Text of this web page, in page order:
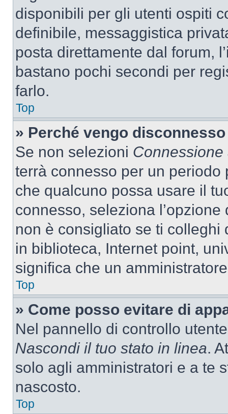
disponibili per gli utenti ospiti
definibile, messaggistica
posta direttamente dal forum,
bastano pochi secondi per
farlo.
Top
» Perché vengo
Se non selezioni
terrà connesso per un
che qualcuno possa usare il
connesso, seleziona
non è consigliato se ti
in biblioteca, Internet point,
significa che un
Top
» Come posso evitare di
Nel pannello di controllo
Nascondi il tuo stato in linea.
solo agli amministratori e a te
nascosto.
Top